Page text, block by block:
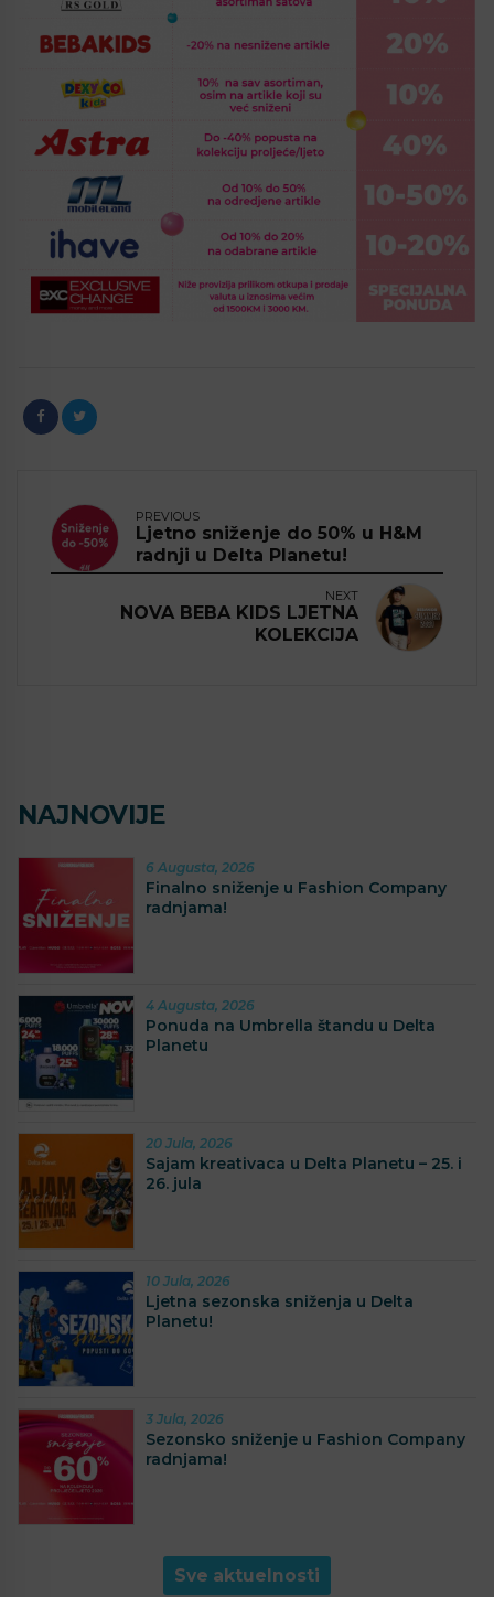
PREVIOUS
Ljetno sniženje do 50% u H&M
radnji u Delta Planetu!
NEXT
NOVA BEBA KIDS LJETNA
KOLEKCIJA
NAJNOVIJE
6 Augusta, 2026
Finalno sniženje u Fashion Company
radnjama!
4 Augusta, 2026
Ponuda na Umbrella štandu u Delta
Planetu
20 Jula, 2026
Sajam kreativaca u Delta Planetu – 25. i
26. jula
10 Jula, 2026
Ljetna sezonska sniženja u Delta
Planetu!
3 Jula, 2026
Sezonsko sniženje u Fashion Company
radnjama!
Sve aktuelnosti